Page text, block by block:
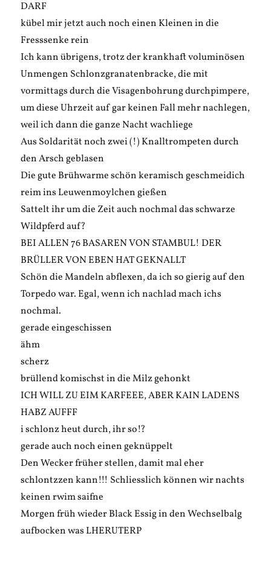
DARF
kübel mir jetzt auch noch einen Kleinen in die
Fresssenke rein
Ich kann übrigens, trotz der krankhaft voluminösen
Unmengen Schlonzgranatenbracke, die mit
vormittags durch die Visagenbohrung durchpimpere,
um diese Uhrzeit auf gar keinen Fall mehr nachlegen,
weil ich dann die ganze Nacht wachliege
Aus Soldarität noch zwei (!) Knalltrompeten durch
den Arsch geblasen
Die gute Brühwarme schön keramisch geschmeidich
reim ins Leuwenmoylchen gießen
Sattelt ihr um die Zeit auch nochmal das schwarze
Wildpferd auf?
BEI ALLEN 76 BASAREN VON STAMBUL! DER
BRÜLLER VON EBEN HAT GEKNALLT
Schön die Mandeln abflexen, da ich so gierig auf den
Torpedo war. Egal, wenn ich nachlad mach ichs
nochmal.
gerade eingeschissen
ähm
scherz
brüllend komischst in die Milz gehonkt
ICH WILL ZU EIM KARFEEE, ABER KAIN LADENS
HABZ AUFFF
i schlonz heut durch, ihr so!?
gerade auch noch einen geknüppelt
Den Wecker früher stellen, damit mal eher
schlontzzen kann!!! Schliesslich können wir nachts
keinen rwim saifne
Morgen früh wieder Black Essig in den Wechselbalg
aufbocken was LHERUTERP